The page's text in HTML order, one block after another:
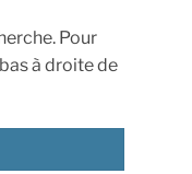
Pour
à droite de